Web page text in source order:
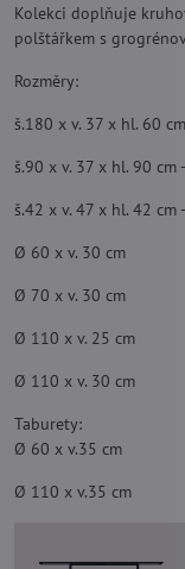
Kolekci doplňuje
polštářkem s
Rozměry:
š.180 x v. 37 x hl. 60
š.90 x v. 37 x hl. 90
š.42 x v. 47 x hl. 42
Ø 60 x v. 30 cm
Ø 70 x v. 30 cm
Ø 110 x v. 25 cm
Ø 110 x v. 30 cm
Taburety:
Ø 60 x v.35 cm
Ø 110 x v.35 cm